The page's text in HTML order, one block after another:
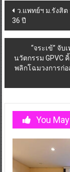
Post
navigation
ว.แพทย์ฯ ม.รังสิ
36 ปี
“จระเข้” จับ
นวัตกรรม GPVC
พลิกโฉมวงการก่
You